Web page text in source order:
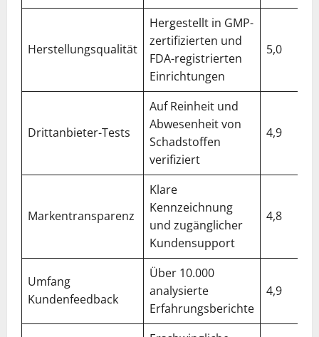
Herstellungsqualität
Hergestellt in GMP-
zertifizierten und
FDA-registrierten
Einrichtungen
5,0
Drittanbieter-Tests
Auf Reinheit und
Abwesenheit von
Schadstoffen
verifiziert
4,9
Markentransparenz
Klare
Kennzeichnung
und zugänglicher
Kundensupport
4,8
Umfang
Kundenfeedback
Über 10.000
analysierte
Erfahrungsberichte
4,9